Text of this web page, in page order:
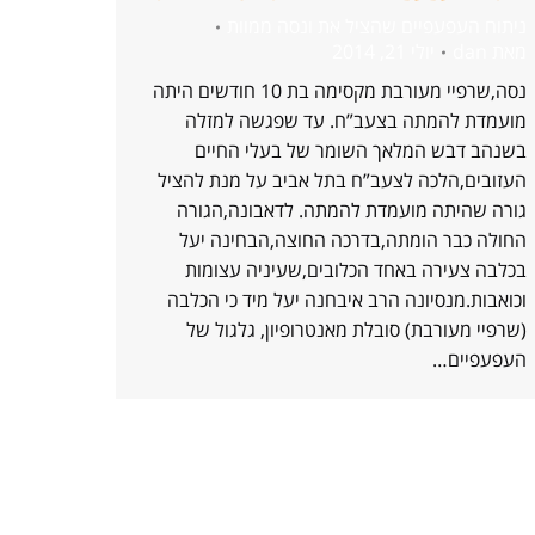
נסה,שרפיי מעורבת מקסימה בת 10 חודשים היתה
מועמדת להמתה בצעב”ח. עד שפגשה למזלה
בשנהב דבש המלאך השומר של בעלי החיים
העזובים,הלכה לצעב”ח בתל אביב על מנת להציל
גורה שהיתה מועמדת להמתה. לדאבונה,הגורה
החולה כבר הומתה,בדרכה החוצה,הבחינה יעל
בכלבה צעירה באחד הכלובים,שעיניה עצומות
וכואבות.מנסיונה הרב איבחנה יעל מיד כי הכלבה
(שרפיי מעורבת) סובלת מאנטרופיון, גלגול של
העפעפיים…